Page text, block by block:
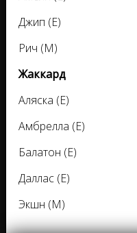
Джип (Е)
Рич (М)
Жаккард
Аляска (Е)
Амбрелла (Е)
Балатон (Е)
Даллас (Е)
Экшн (М)